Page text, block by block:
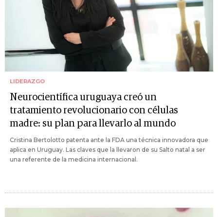
LIDERAZGO
Neurocientífica uruguaya creó un
tratamiento revolucionario con células
madre: su plan para llevarlo al mundo
Cristina Bertolotto patenta ante la FDA una técnica innovadora que
aplica en Uruguay. Las claves que la llevaron de su Salto natal a ser
una referente de la medicina internacional.